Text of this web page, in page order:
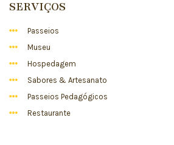
SERVIÇOS
Passeios
Museu
Hospedagem
Sabores & Artesanato
Passeios Pedagógicos
Restaurante